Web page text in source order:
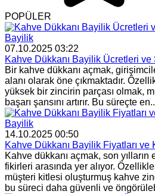
POPÜLER
Bayilik
07.10.2025 03:22
Kahve Dükkanı Bayilik Ücretleri ve
Bir kahve dükkanı açmak,
alanı olarak öne çıkmaktadır.
yüksek bir zincirin parçası olmak,
başarı şansını artırır. Bu süreçte
Bayilik
14.10.2025 00:50
Kahve Dükkanı Bayilik Fiyatları
Kahve dükkanı açmak, son
fikirleri arasında yer alıyor.
müşteri kitlesi oluşturmuş kahve
bu süreci daha güvenli ve